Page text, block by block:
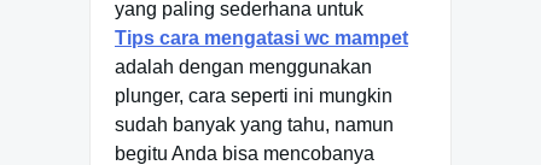
yang paling sederhana untuk
Tips cara mengatasi wc mampet
adalah dengan menggunakan
plunger, cara seperti ini mungkin
sudah banyak yang tahu, namun
begitu Anda bisa mencobanya